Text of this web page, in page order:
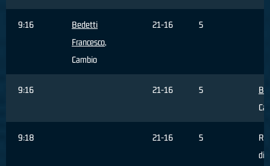
9:16
Bedetti
Francesco,
Cambio
21-16 5
9:16 21-16 5
9:18 21-16 5